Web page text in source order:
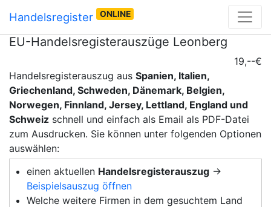
Handelsregister ONLINE
EU-Handelsregisterauszüge Leonberg
19,--€
Handelsregisterauszug aus Spanien, Italien,
Griechenland, Schweden, Dänemark, Belgien,
Norwegen, Finnland, Jersey, Lettland, England und
Schweiz schnell und einfach als Email als PDF-Datei
zum Ausdrucken. Sie können unter folgenden Optionen
auswählen:
einen aktuellen Handelsregisterauszug →
Beispielsauszug öffnen
Welche weitere Firmen in dem gesuchtem Land